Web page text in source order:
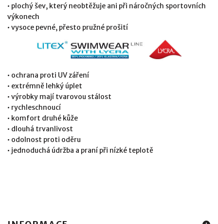
• plochý šev, který neobtěžuje ani při náročných sportovních
výkonech
• vysoce pevné, přesto pružné prošití
• ochrana proti UV záření
• extrémně lehký úplet
• výrobky mají tvarovou stálost
• rychleschnoucí
• komfort druhé kůže
• dlouhá trvanlivost
• odolnost proti oděru
• jednoduchá údržba a praní při nízké teplotě